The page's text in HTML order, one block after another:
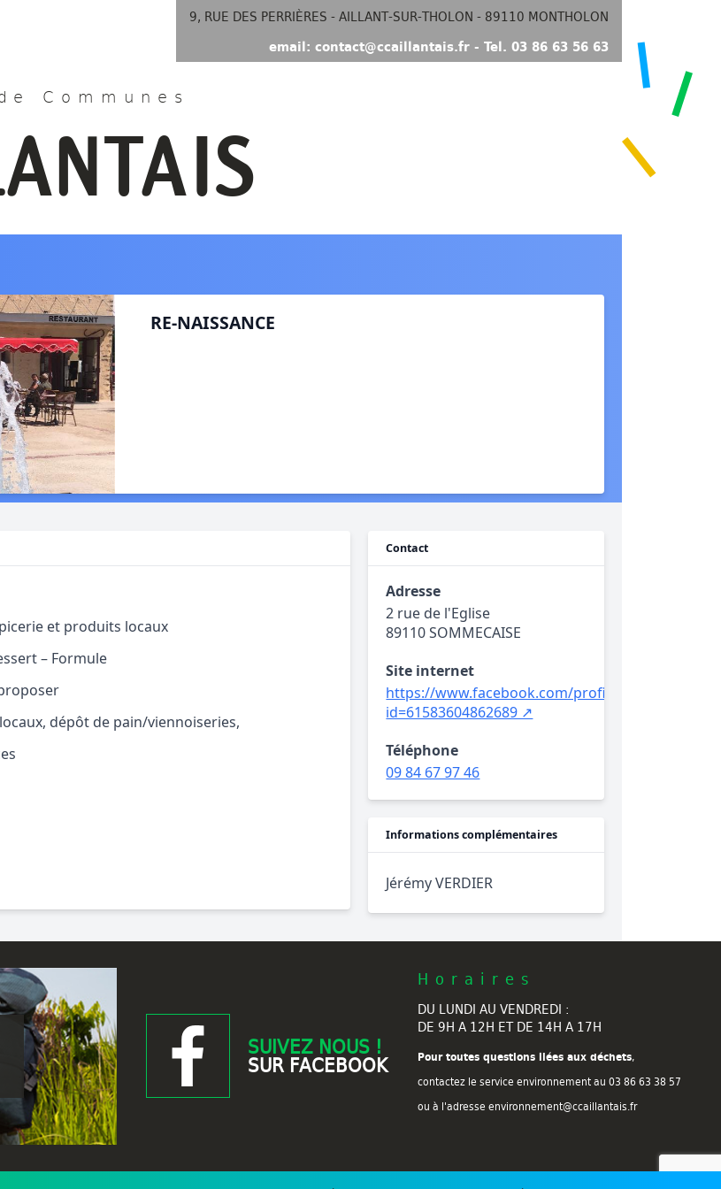
9, RUE DES PERRIÈRES - AILLANT-SUR-THOLON - 89110 MONTHOLON
email: contact@ccaillantais.fr - Tel. 03 86 63 56 63
Communes
RE-NAISSANCE
et produits locaux
– Formule
dépôt de pain/viennoiseries,
Contact
Adresse
2 rue de l'Eglise
89110 SOMMECAISE
Site internet
https://www.facebook.com/profile.php?
id=61583604862689 ↗
Téléphone
09 84 67 97 46
Informations complémentaires
Jérémy VERDIER
SUIVEZ NOUS !
SUR FACEBOOK
Horaires
DU LUNDI AU VENDREDI :
DE 9H A 12H ET DE 14H A 17H
Pour toutes questions liées aux déchets,
contactez le service environnement au 03 86 63 38 57
ou à l'adresse environnement@ccaillantais.fr